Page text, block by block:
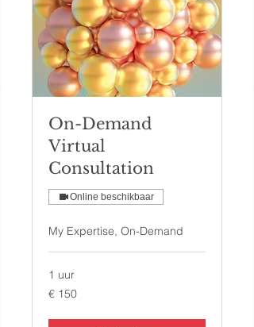
On-Demand
Virtual
Consultation
Online beschikbaar
My Expertise, On-Demand
1 uur
150
euro
€ 150